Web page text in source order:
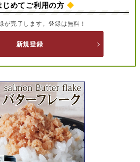
じめてご利用の方 ◆
が完了します。登録は無料！
新規登録